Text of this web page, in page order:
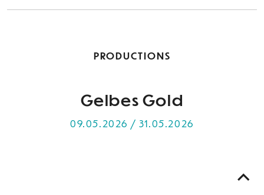
PRODUCTIONS
Gelbes Gold
09.05.2026 / 31.05.2026